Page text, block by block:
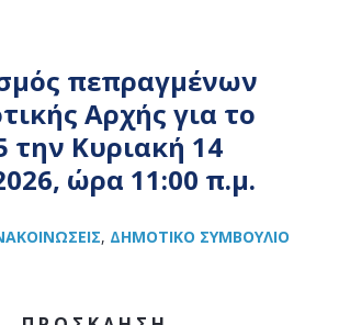
πεπραγμένων
Αρχής για το
την Κυριακή 14
ώρα 11:00 π.μ.
, ΔΗΜΟΤΙΚΌ ΣΥΜΒΟΎΛΙΟ